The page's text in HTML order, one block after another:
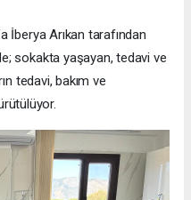
İberya Arıkan tarafından
sokakta yaşayan, tedavi ve
tedavi, bakım ve